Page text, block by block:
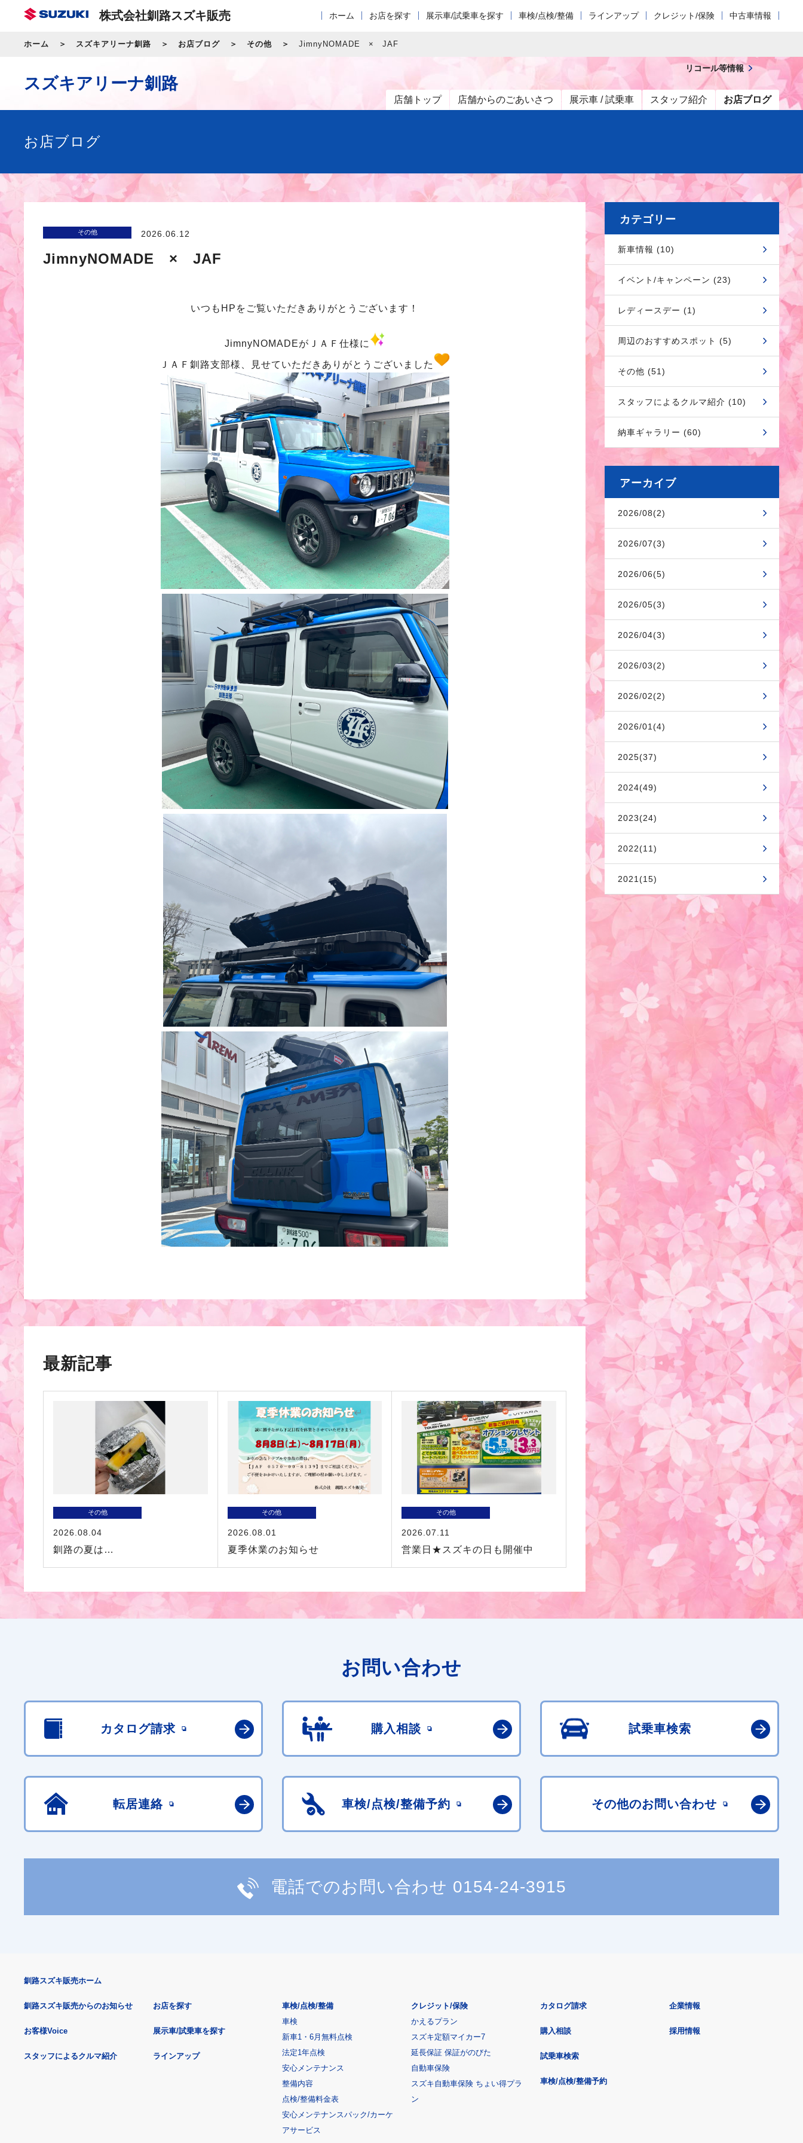
株式会社釧路スズキ販売 ホーム お店を探す 展示車/試乗車を探す 車検/点検/整備 ラインアップ クレジット/保険 中古車情報
ホーム スズキアリーナ釧路 お店ブログ その他 JimnyNOMADE × JAF
スズキアリーナ釧路
店舗トップ 店舗からのごあいさつ 展示車 / 試乗車 スタッフ紹介 お店ブログ
リコール等情報
お店ブログ
その他 2026.06.12
JimnyNOMADE × JAF
いつもHPをご覧いただきありがとうございます！
JimnyNOMADEがＪＡＦ仕様に
ＪＡＦ釧路支部様、見せていただきありがとうございました
最新記事
その他
2026.08.04
釧路の夏は…
その他
2026.08.01
夏季休業のお知らせ
その他
2026.07.11
営業日★スズキの日も開催中
カテゴリー
新車情報 (10)
イベント/キャンペーン (23)
レディースデー (1)
周辺のおすすめスポット (5)
その他 (51)
スタッフによるクルマ紹介 (10)
納車ギャラリー (60)
アーカイブ
2026/08(2)
2026/07(3)
2026/06(5)
2026/05(3)
2026/04(3)
2026/03(2)
2026/02(2)
2026/01(4)
2025(37)
2024(49)
2023(24)
2022(11)
2021(15)
お問い合わせ
カタログ請求 購入相談 試乗車検索
転居連絡 車検/点検/整備予約 その他のお問い合わせ
電話でのお問い合わせ 0154-24-3915
釧路スズキ販売ホーム
釧路スズキ販売からのお知らせ
お客様Voice
スタッフによるクルマ紹介
お店を探す
展示車/試乗車を探す
ラインアップ
車検/点検/整備
車検
新車1・6月無料点検
法定1年点検
安心メンテナンス
整備内容
点検/整備料金表
安心メンテナンスパック/カーケ
アサービス
クレジット/保険
かえるプラン
スズキ定額マイカー7
延長保証 保証がのびた
自動車保険
スズキ自動車保険 ちょい得プラ
ン
カタログ請求
購入相談
試乗車検索
車検/点検/整備予約
企業情報
採用情報